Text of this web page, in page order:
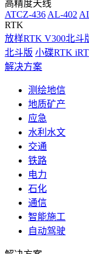
高精度天线
ATCZ-436 AL-402
RTK
放样RTK V300北斗
北斗版 小碟RTK
解决方案
测绘地信
地质矿产
应急
水利水文
交通
铁路
电力
石化
通信
智能施工
自动驾驶